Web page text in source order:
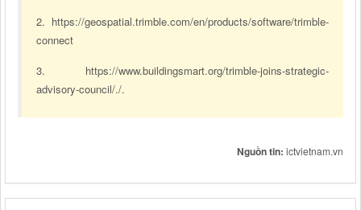
2. https://geospatial.trimble.com/en/products/software/trimble-
connect
3. https://www.buildingsmart.org/trimble-joins-strategic-
advisory-council/./.
Nguồn tin: ictvietnam.vn